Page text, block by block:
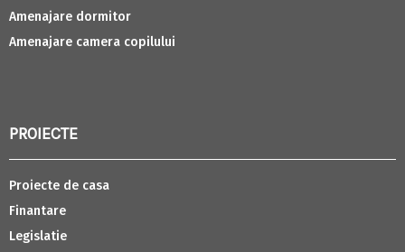
Amenajare dormitor
Amenajare camera copilului
PROIECTE
Proiecte de casa
Finantare
Legislatie